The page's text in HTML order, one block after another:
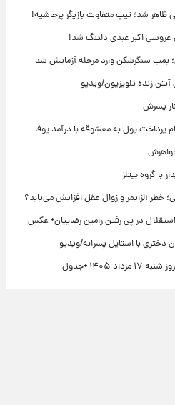
ظاهر شد؛ تیپ متفاوت بازیگر پرحاشیه!
اکبر عبدی دلتنگ شد!
بمب سنگرشکن وارد مرحله آزمایش شد
زنده تلویزیون/ویدیو
پسرش
پرداخت پول به معشوقه با درآمد یوفا
خواهرش
با گروه بیتلز
خطر آلزایمر و زوال عقل افزایش می‌یابد؟
استقلال در پی رفتن رامین رضاییان+ عکس
با استایل پسرانه/ویدیو
+جدول